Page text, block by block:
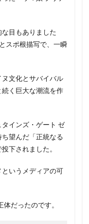
目もありました
スポ根描写で、一瞬
文化とサバイバル
く巨大な潮流を作
インズ・ゲート ゼ
望んだ「正統なる
下されました。
いうメディアの可
だったのです。